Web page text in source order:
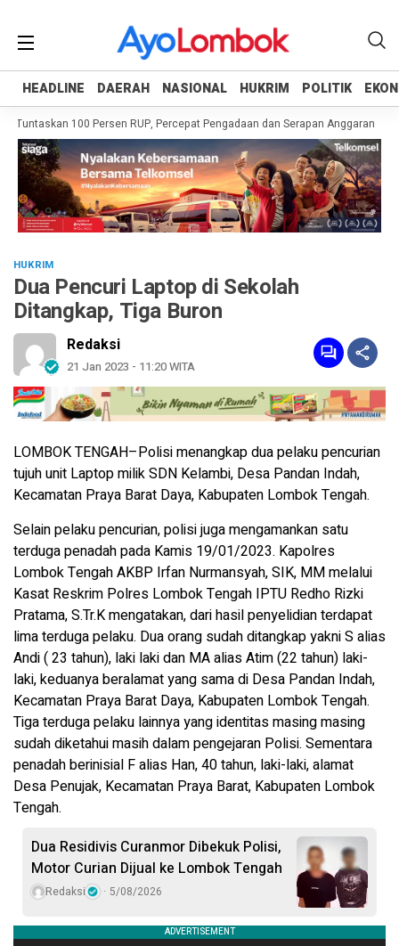
HEADLINE DAERAH NASIONAL HUKRIM POLITIK
HEADLINE DAERAH NASIONAL HUKRIM POLITIK
100 Persen RUP, Percepat Pengadaan dan Serapan Anggaran
HUKRIM
Dua Pencuri Laptop di Sekolah
Ditangkap, Tiga Buron
Redaksi
21 Jan 2023 - 11:20 WITA
LOMBOK TENGAH–Polisi menangkap dua pelaku pencurian
tujuh unit Laptop milik SDN Kelambi, Desa Pandan Indah,
Kecamatan Praya Barat Daya, Kabupaten Lombok Tengah.
Selain pelaku pencurian, polisi juga mengamankan satu
terduga penadah pada Kamis 19/01/2023. Kapolres
Lombok Tengah AKBP Irfan Nurmansyah, SIK, MM melalui
Kasat Reskrim Polres Lombok Tengah IPTU Redho Rizki
Pratama, S.Tr.K mengatakan, dari hasil penyelidian terdapat
lima terduga pelaku. Dua orang sudah ditangkap yakni S alias
Andi ( 23 tahun), laki laki dan MA alias Atim (22 tahun) laki-
laki, keduanya beralamat yang sama di Desa Pandan Indah,
Kecamatan Praya Barat Daya, Kabupaten Lombok Tengah.
Tiga terduga pelaku lainnya yang identitas masing masing
sudah diketahui masih dalam pengejaran Polisi. Sementara
penadah berinisial F alias Han, 40 tahun, laki-laki, alamat
Desa Penujak, Kecamatan Praya Barat, Kabupaten Lombok
Tengah.
Dua Residivis Curanmor Dibekuk Polisi,
Motor Curian Dijual ke Lombok Tengah
Redaksi 5/08/2026